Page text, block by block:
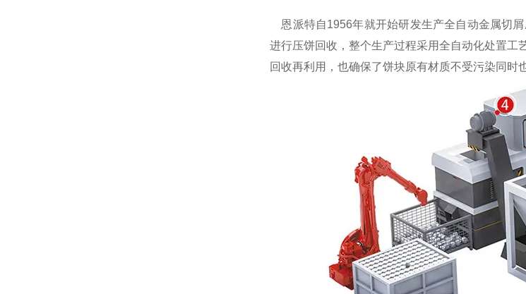
恩派特自1956年就开始研发生产全自动金属切
进行压饼回收，整个生产过程采用全自动化处置工
回收再利用，也确保了饼块原有材质不受污染同时